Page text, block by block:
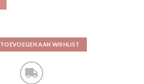
TOEVOEGEN AAN WISHLIST